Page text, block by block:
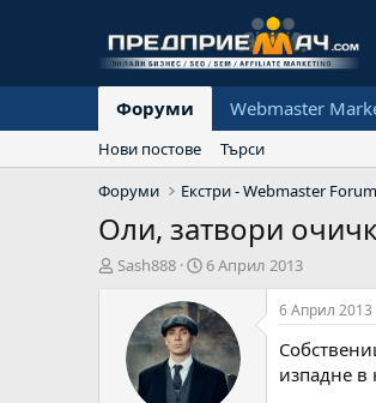
Форуми Webmaster
Нови постове
Търси
Форуми
Екстри - Webmaster Forum
Оли, затвори
А
Sash888
Н
ч
а
л
н
6 Април 2013
6 Април 2013
изпадне в